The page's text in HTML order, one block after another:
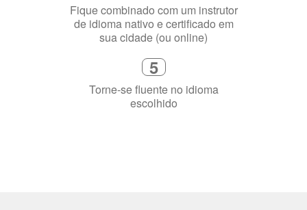
Diga-nos exatamente por que você
precisa aprender a língua
4
Fique combinado com um instrutor
de idioma nativo e certificado em
sua cidade (ou online)